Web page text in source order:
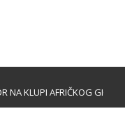
KLUPI AFRIČKOG GIGANTA!